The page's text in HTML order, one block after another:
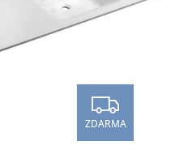
ZDARMA